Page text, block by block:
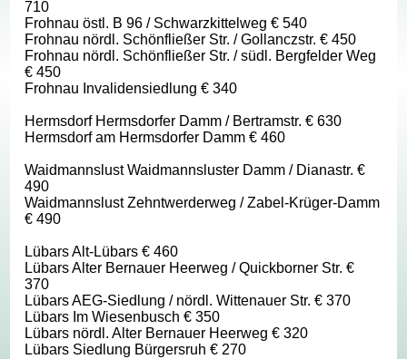
710
Frohnau östl. B 96 / Schwarzkittelweg € 540
Frohnau nördl. Schönfließer Str. / Gollanczstr. € 450
Frohnau nördl. Schönfließer Str. / südl. Bergfelder Weg
€ 450
Frohnau Invalidensiedlung € 340
Hermsdorf Hermsdorfer Damm / Bertramstr. € 630
Hermsdorf am Hermsdorfer Damm € 460
Waidmannslust Waidmannsluster Damm / Dianastr. €
490
Waidmannslust Zehntwerderweg / Zabel-Krüger-Damm
€ 490
Lübars Alt-Lübars € 460
Lübars Alter Bernauer Heerweg / Quickborner Str. €
370
Lübars AEG-Siedlung / nördl. Wittenauer Str. € 370
Lübars Im Wiesenbusch € 350
Lübars nördl. Alter Bernauer Heerweg € 320
Lübars Siedlung Bürgersruh € 270